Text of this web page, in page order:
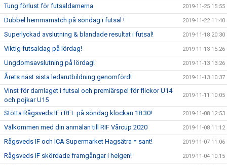
Tung förlust för futsaldamerna 2019-11-25 15:55
Dubbel hemmamatch på söndag i futsal ! 2019-11-22 11:40
Superlyckad avslutning & blandade resultat i futsal! 2019-11-18 20:30
Viktig futsaldag på lördag! 2019-11-13 15:26
Ungdomsavslutning på lördag! 2019-11-13 13:26
Årets näst sista ledarutbildning genomförd! 2019-11-13 10:37
Vinst för damlaget i futsal och premiärspel för flickor U14
och pojkar U15
2019-11-11 10:05
Stötta Rågsveds IF i RFL på söndag klockan 18.30! 2019-11-08 12:53
Välkommen med din anmälan till RIF Vårcup 2020 2019-11-08 11:12
Rågsveds IF och ICA Supermarket Hagsätra = sant! 2019-11-07 11:06
Rågsveds IF skördade framgångar i helgen! 2019-11-04 10:15